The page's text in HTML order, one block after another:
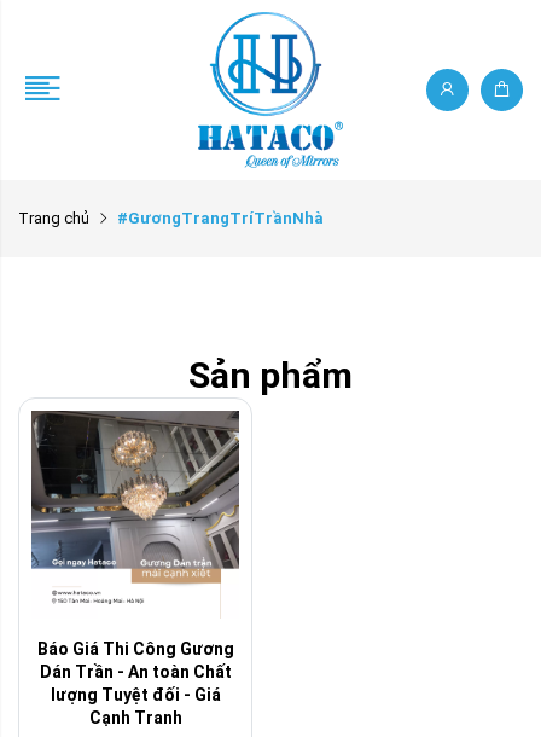
Trang chủ #GươngTrangTríTrầnNhà
Sản phẩm
Báo Giá Thi Công Gương
Dán Trần - An toàn Chất
lượng Tuyệt đối - Giá
Cạnh Tranh